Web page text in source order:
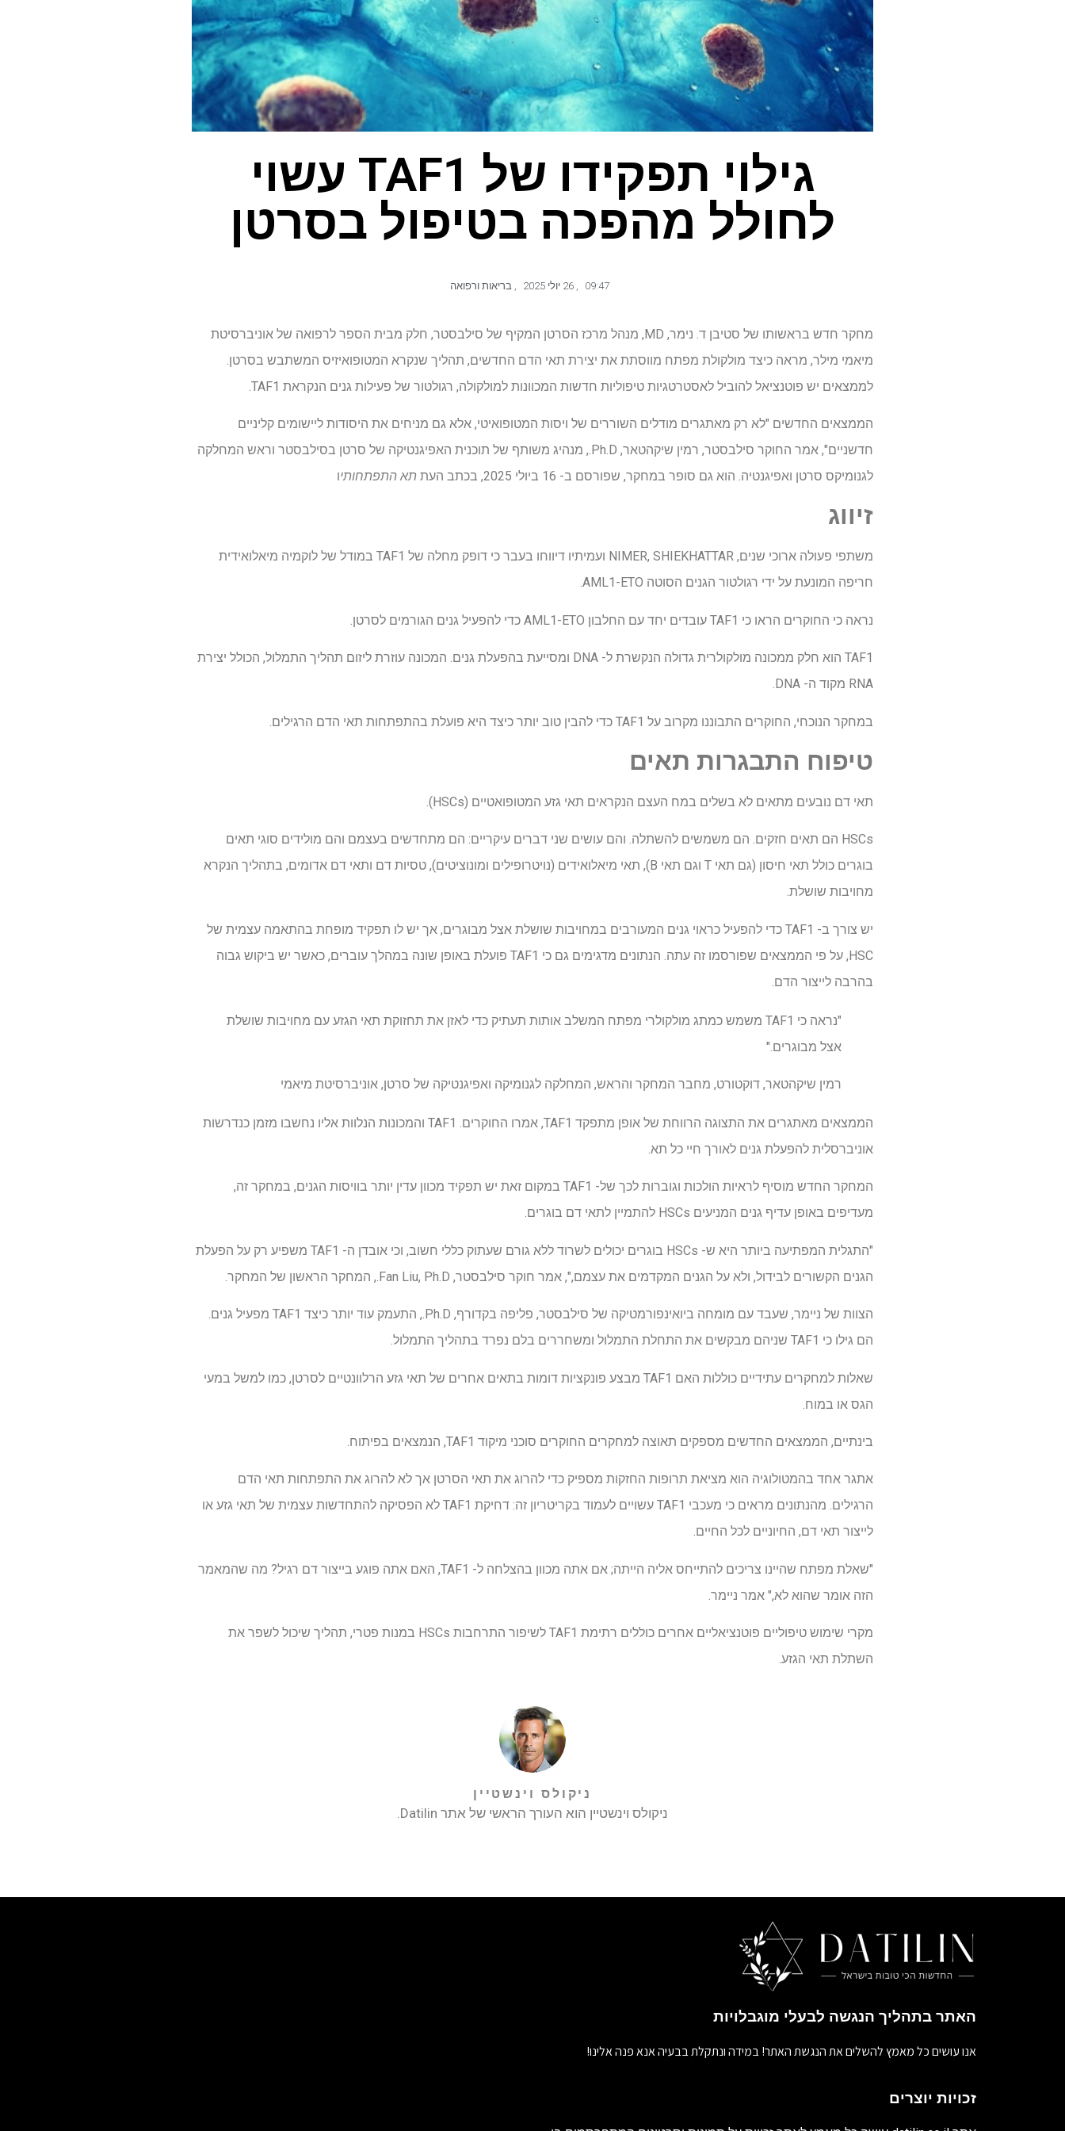
גילוי תפקידו של TAF1 עשוי
לחולל מהפכה בטיפול בסרטן
09:47
, 26 יולי 2025 , בריאות ורפואה
מחקר חדש בראשותו של סטיבן ד. נימר, MD, מנהל מרכז הסרטן המקיף של סילבסטר, חלק מבית הספר לרפואה של אוניברסיטת
מיאמי מילר, מראה כיצד מולקולת מפתח מווסתת את יצירת תאי הדם החדשים, תהליך שנקרא המטופואיזיס המשתבש בסרטן.
לממצאים יש פוטנציאל להוביל לאסטרטגיות טיפוליות חדשות המכוונות למולקולה, רגולטור של פעילות גנים הנקראת TAF1.
הממצאים החדשים "לא רק מאתגרים מודלים השוררים של ויסות המטופואיטי, אלא גם מניחים את היסודות ליישומים קליניים
חדשניים", אמר החוקר סילבסטר, רמין שיקהטאר, Ph.D., מנהיג משותף של תוכנית האפיגנטיקה של סרטן בסילבסטר וראש המחלקה
לגנומיקס סרטן ואפיגנטיה. הוא גם סופר במחקר, שפורסם ב- 16 ביולי 2025, בכתב העת
תא התפתחותיו
זיווג
משתפי פעולה ארוכי שנים, NIMER, SHIEKHATTAR ועמיתיו דיווחו בעבר כי דופק מחלה של TAF1 במודל של לוקמיה מיאלואידית
חריפה המונעת על ידי רגולטור הגנים הסוטה AML1-ETO.
נראה כי החוקרים הראו כי TAF1 עובדים יחד עם החלבון AML1-ETO כדי להפעיל גנים הגורמים לסרטן.
TAF1 הוא חלק ממכונה מולקולרית גדולה הנקשרת ל- DNA ומסייעת בהפעלת גנים. המכונה עוזרת ליזום תהליך התמלול, הכולל יצירת
RNA מקוד ה- DNA.
במחקר הנוכחי, החוקרים התבוננו מקרוב על TAF1 כדי להבין טוב יותר כיצד היא פועלת בהתפתחות תאי הדם הרגילים.
טיפוח התבגרות תאים
תאי דם נובעים מתאים לא בשלים במח העצם הנקראים תאי גזע המטופואטיים (HSCs).
HSCs הם תאים חזקים. הם משמשים להשתלה. והם עושים שני דברים עיקריים: הם מתחדשים בעצמם והם מולידים סוגי תאים
בוגרים כולל תאי חיסון (גם תאי T וגם תאי B), תאי מיאלואידים (נויטרופילים ומונוציטים), טסיות דם ותאי דם אדומים, בתהליך הנקרא
מחויבות שושלת.
יש צורך ב- TAF1 כדי להפעיל כראוי גנים המעורבים במחויבות שושלת אצל מבוגרים, אך יש לו תפקיד מופחת בהתאמה עצמית של
HSC, על פי הממצאים שפורסמו זה עתה. הנתונים מדגימים גם כי TAF1 פועלת באופן שונה במהלך עוברים, כאשר יש ביקוש גבוה
בהרבה לייצור הדם.
"נראה כי TAF1 משמש כמתג מולקולרי מפתח המשלב אותות תעתיק כדי לאזן את תחזוקת תאי הגזע עם מחויבות שושלת
אצל מבוגרים."
רמין שיקהטאר, דוקטורט, מחבר המחקר והראש, המחלקה לגנומיקה ואפיגנטיקה של סרטן, אוניברסיטת מיאמי
הממצאים מאתגרים את התצוגה הרווחת של אופן מתפקד TAF1, אמרו החוקרים. TAF1 והמכונות הנלוות אליו נחשבו מזמן כנדרשות
אוניברסלית להפעלת גנים לאורך חיי כל תא.
המחקר החדש מוסיף לראיות הולכות וגוברות לכך של- TAF1 במקום זאת יש תפקיד מכוון עדין יותר בוויסות הגנים, במחקר זה,
מעדיפים באופן עדיף גנים המניעים HSCs להתמיין לתאי דם בוגרים.
"התגלית המפתיעה ביותר היא ש- HSCs בוגרים יכולים לשרוד ללא גורם שעתוק כללי חשוב, וכי אובדן ה- TAF1 משפיע רק על הפעלת
הגנים הקשורים לבידול, ולא על הגנים המקדמים את עצמם,", אמר חוקר סילבסטר, Fan Liu, Ph.D., המחקר הראשון של המחקר.
הצוות של ניימר, שעבד עם מומחה ביואינפורמטיקה של סילבסטר, פליפה בקדורף, Ph.D., התעמק עוד יותר כיצד TAF1 מפעיל גנים.
הם גילו כי TAF1 שניהם מבקשים את התחלת התמלול ומשחררים בלם נפרד בתהליך התמלול.
שאלות למחקרים עתידיים כוללות האם TAF1 מבצע פונקציות דומות בתאים אחרים של תאי גזע הרלוונטיים לסרטן, כמו למשל במעי
הגס או במוח.
בינתיים, הממצאים החדשים מספקים תאוצה למחקרים החוקרים סוכני מיקוד TAF1, הנמצאים בפיתוח.
אתגר אחד בהמטולוגיה הוא מציאת תרופות החזקות מספיק כדי להרוג את תאי הסרטן אך לא להרוג את התפתחות תאי הדם
הרגילים. מהנתונים מראים כי מעכבי TAF1 עשויים לעמוד בקריטריון זה: דחיקת TAF1 לא הפסיקה להתחדשות עצמית של תאי גזע או
לייצור תאי דם, החיוניים לכל החיים.
"שאלת מפתח שהיינו צריכים להתייחס אליה הייתה; אם אתה מכוון בהצלחה ל- TAF1, האם אתה פוגע בייצור דם רגיל? מה שהמאמר
הזה אומר שהוא לא," אמר ניימר.
מקרי שימוש טיפוליים פוטנציאליים אחרים כוללים רתימת TAF1 לשיפור התרחבות HSCs במנות פטרי, תהליך שיכול לשפר את
השתלת תאי הגזע.
ניקולס וינשטיין
ניקולס וינשטיין הוא העורך הראשי של אתר Datilin.
האתר בתהליך הנגשה לבעלי מוגבלויות
אנו עושים כל מאמץ להשלים את הנגשת האתר! במידה ונתקלת בבעיה אנא פנה אלינו!
זכויות יוצרים